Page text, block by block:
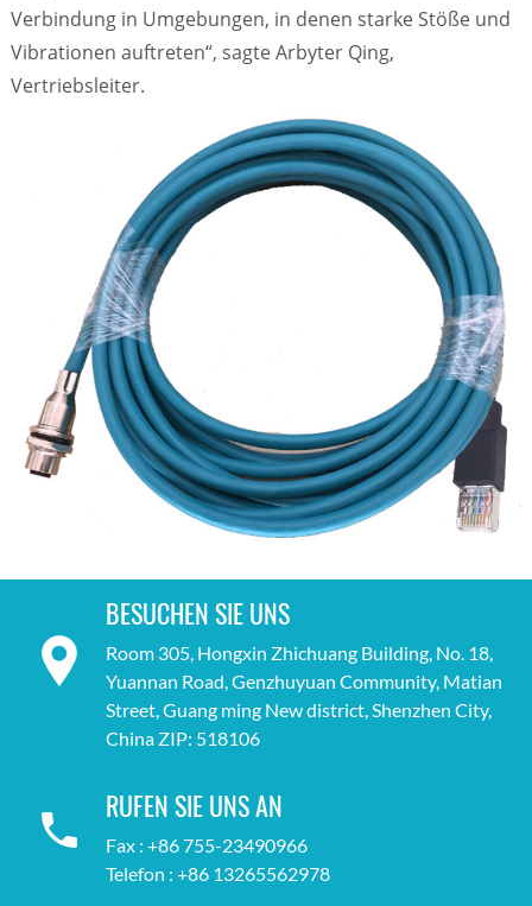
Verbindung in Umgebungen, in denen starke Stöße und
Vibrationen auftreten“, sagte Arbyter Qing,
Vertriebsleiter.
BESUCHEN SIE UNS
Room 305, Hongxin Zhichuang Building, No. 18,
Yuannan Road, Genzhuyuan Community, Matian
Street, Guang ming New district, Shenzhen City,
China ZIP: 518106
RUFEN SIE UNS AN
Fax : +86 755-23490966
Telefon : +86 13265562978